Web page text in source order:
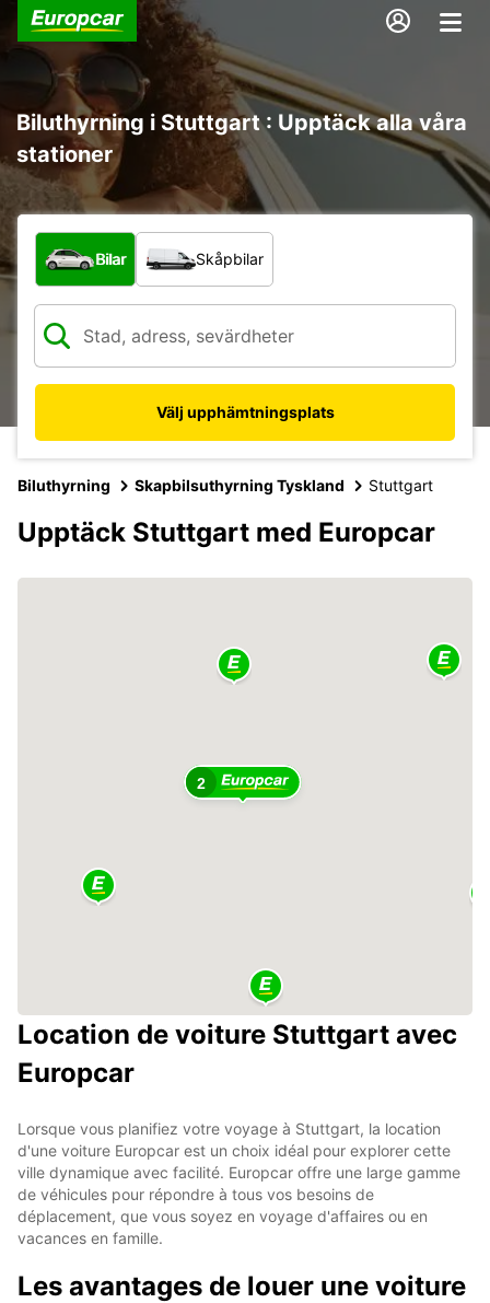
Biluthyrning i Stuttgart : Upptäck alla våra
stationer
Vilken typ av fordon?
Bilar Skåpbilar
Välj upphämtningsplats
Biluthyrning Skapbilsuthyrning Tyskland Stuttgart
Upptäck Stuttgart med Europcar
2
Location de voiture Stuttgart avec
Europcar
Lorsque vous planifiez votre voyage à Stuttgart, la location
d'une voiture Europcar est un choix idéal pour explorer cette
ville dynamique avec facilité. Europcar offre une large gamme
de véhicules pour répondre à tous vos besoins de
déplacement, que vous soyez en voyage d'affaires ou en
vacances en famille.
Les avantages de louer une voiture